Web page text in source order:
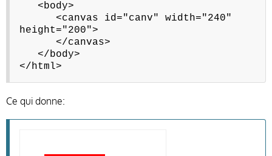
<body>
<canvas id="canv" width="240"
height="200">
</canvas>
</body>
</html>
Ce qui donne: